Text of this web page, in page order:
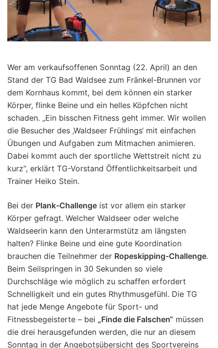
Wer am verkaufsoffenen Sonntag (22. April) an den
Stand der TG Bad Waldsee zum Fränkel-Brunnen vor
dem Kornhaus kommt, bei dem können ein starker
Körper, flinke Beine und ein helles Köpfchen nicht
schaden. „Ein bisschen Fitness geht immer. Wir wollen
die Besucher des ‚Waldseer Frühlings‘ mit einfachen
Übungen und Aufgaben zum Mitmachen animieren.
Dabei kommt auch der sportliche Wettstreit nicht zu
kurz“, erklärt TG-Vorstand Öffentlichkeitsarbeit und
Trainer Heiko Stein.
Bei der Plank-Challenge ist vor allem ein starker
Körper gefragt. Welcher Waldseer oder welche
Waldseerin kann den Unterarmstütz am längsten
halten? Flinke Beine und eine gute Koordination
brauchen die Teilnehmer der Ropeskipping-Challenge.
Beim Seilspringen in 30 Sekunden so viele
Durchschläge wie möglich zu schaffen erfordert
Schnelligkeit und ein gutes Rhythmusgefühl. Die TG
hat jede Menge Angebote für Sport- und
Fitnessbegeisterte – bei „Finde die Falschen“ müssen
die drei herausgefunden werden, die nur an diesem
Sonntag in der Angebotsübersicht des Sportvereins